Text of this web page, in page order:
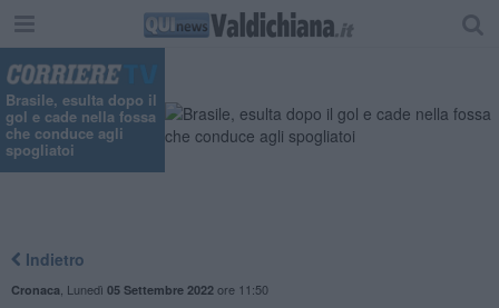
Brasile, esulta dopo il
gol e cade nella fossa
che conduce agli
spogliatoi
Indietro
Cronaca Lunedì 05 Settembre 2022ore 11:50